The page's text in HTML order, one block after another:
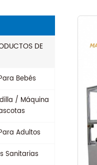
DE
Bebés
/ Máquina
Adultos
Sanitarias